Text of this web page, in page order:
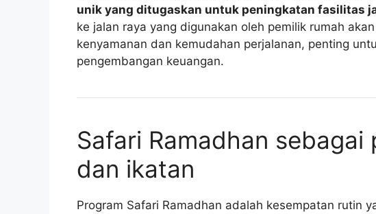
unik yang ditugaskan untuk peningkatan fasilitas
ke jalan raya yang digunakan oleh pemilik rumah
kenyamanan dan kemudahan perjalanan, penting
pengembangan keuangan.
Safari Ramadhan
dan ikatan
Program Safari Ramadhan adalah kesempatan rutin